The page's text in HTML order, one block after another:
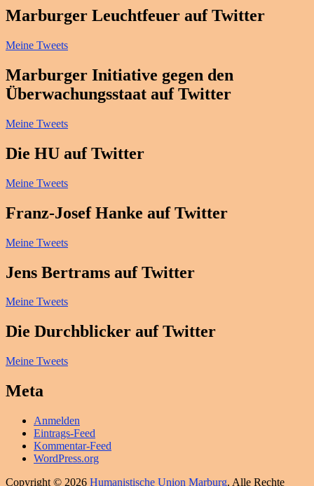
Marburger Leuchtfeuer auf Twitter
Meine Tweets
Marburger Initiative gegen den
Überwachungsstaat auf Twitter
Meine Tweets
Die HU auf Twitter
Meine Tweets
Franz-Josef Hanke auf Twitter
Meine Tweets
Jens Bertrams auf Twitter
Meine Tweets
Die Durchblicker auf Twitter
Meine Tweets
Meta
Anmelden
Eintrags-Feed
Kommentar-Feed
WordPress.org
Copyright © 2026 Humanistische Union Marburg. Alle Rechte